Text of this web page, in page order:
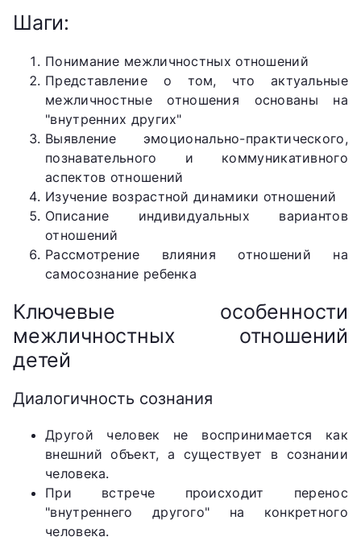
Шаги:
Понимание межличностных отношений
Представление о том, что актуальные
межличностные отношения основаны на
"внутренних других"
Выявление эмоционально-практического,
познавательного и коммуникативного
аспектов отношений
Изучение возрастной динамики отношений
Описание индивидуальных вариантов
отношений
Рассмотрение влияния отношений на
самосознание ребенка
Ключевые особенности
межличностных отношений
детей
Диалогичность сознания
Другой человек не воспринимается как
внешний объект, а существует в сознании
человека.
При встрече происходит перенос
"внутреннего другого" на конкретного
человека.